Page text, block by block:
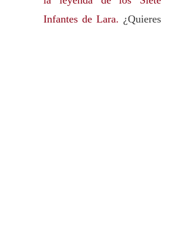
Infantes de Lara. ¿Quieres